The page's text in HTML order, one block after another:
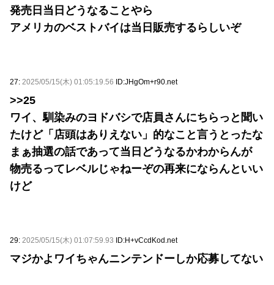
発売日当日どうなることやら
アメリカのベストバイは当日販売するらしいぞ
27: 2025/05/15(木) 01:05:19.56 ID:JHgOm+r90.net
>>25
ワイ、馴染みのヨドバシで店員さんにちらっと聞い
たけど「店頭はありえない」的なこと言うとったな
まぁ抽選の話であって当日どうなるかわからんが
物売るってレベルじゃねーぞの再来にならんといい
けど
29: 2025/05/15(木) 01:07:59.93 ID:H+vCcdKod.net
マジかよワイちゃんニンテンドーしか応募してない